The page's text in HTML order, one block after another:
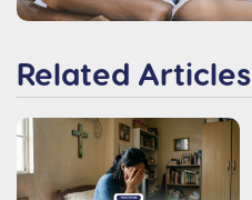
Related Articles